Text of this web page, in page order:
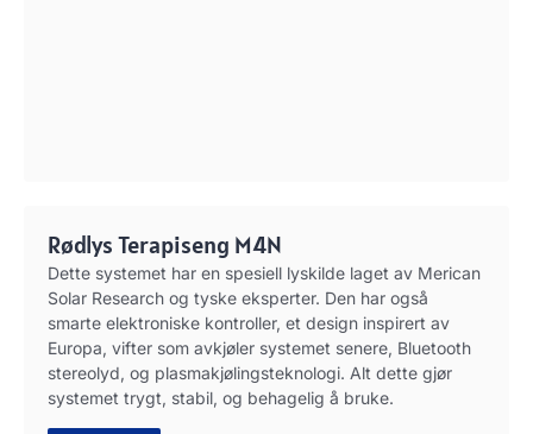
Rødlys Terapiseng M4N
Dette systemet har en spesiell lyskilde laget av Merican
Solar Research og tyske eksperter. Den har også
smarte elektroniske kontroller, et design inspirert av
Europa, vifter som avkjøler systemet senere, Bluetooth
stereolyd, og plasmakjølingsteknologi. Alt dette gjør
systemet trygt, stabil, og behagelig å bruke.